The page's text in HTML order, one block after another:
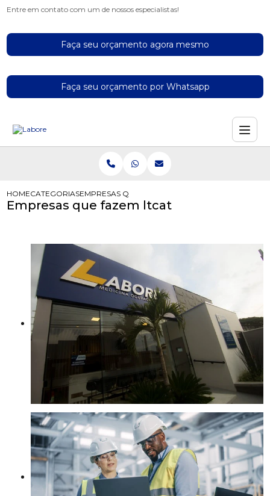
Entre em contato com um de nossos especialistas!
Faça seu orçamento agora mesmo
Faça seu orçamento por Whatsapp
HOMECATEGORIASEMPRESAS QUE FAZEM LTCAT
Empresas que fazem ltcat